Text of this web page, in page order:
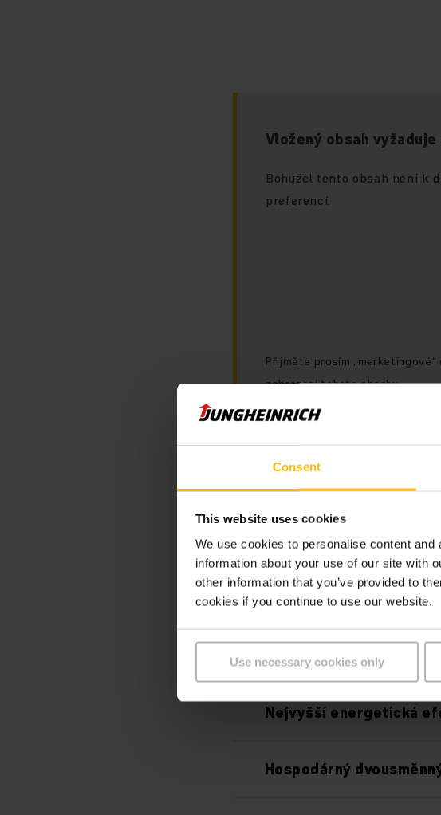
Consent
This website uses cookies
We use cookies to personalise content
information about your use of our site with
other information that you’ve provided to
cookies if you continue to use our website.
Use necessary cookies only
Vložený obsah vyžaduje
Bohužel tento obsah není k
preferencí.
Přijměte prosím „marketingové“
zobrazení tohoto obsahu.
Lepší využití prostoru
Nejvyšší energetická
Hospodárný